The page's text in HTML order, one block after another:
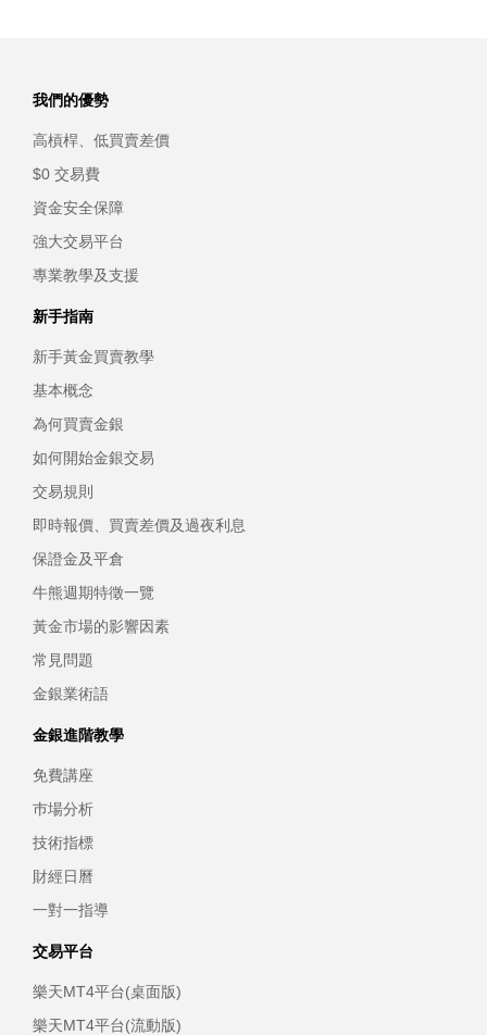
我們的優勢
高槓桿、低買賣差價
$0 交易費
資金安全保障
強大交易平台
專業教學及支援
新手指南
新手黃金買賣教學
基本概念
為何買賣金銀
如何開始金銀交易
交易規則
即時報價、買賣差價及過夜利息
保證金及平倉
牛熊週期特徵一覽
黃金市場的影響因素
常見問題
金銀業術語
金銀進階教學
免費講座
巿場分析
技術指標
財經日曆
一對一指導
交易平台
樂天MT4平台(桌面版)
樂天MT4平台(流動版)